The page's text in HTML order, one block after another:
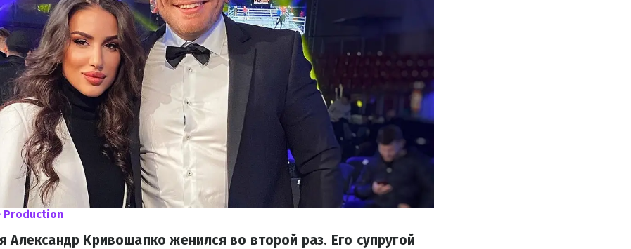
Production
Александр Кривошапко женился во второй раз. Его супругой